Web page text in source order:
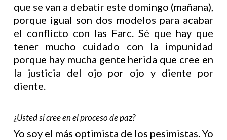
que se van a debatir este domingo (mañana),
porque igual son dos modelos para acabar
el conflicto con las Farc. Sé que hay que
tener mucho cuidado con la impunidad
porque hay mucha gente herida que cree en
la justicia del ojo por ojo y diente por
diente.
¿Usted sí cree en el proceso de paz?
Yo soy el más optimista de los pesimistas. Yo